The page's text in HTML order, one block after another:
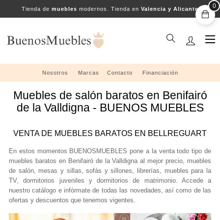
Tienda de muebles modernos. Tienda en Valencia y Alicante
☰
Nosotros .... Marcas ....Contacto.... Financiación
Muebles de salón baratos en Benifairó
de la Valldigna - BUENOS MUEBLES
VENTA DE MUEBLES BARATOS EN BELLREGUART
En estos momentos BUENOSMUEBLES pone a la venta todo tipo de
muebles baratos en Benifairó de la Valldigna al mejor precio, muebles
de salón, mesas y sillas, sofás y sillones, librerías, muebles para la
TV, dormitorios juveniles y dormitorios de matrimonio. Accede a
nuestro catálogo e infórmate de todas las novedades, así como de las
ofertas y descuentos que tenemos vigentes.
0